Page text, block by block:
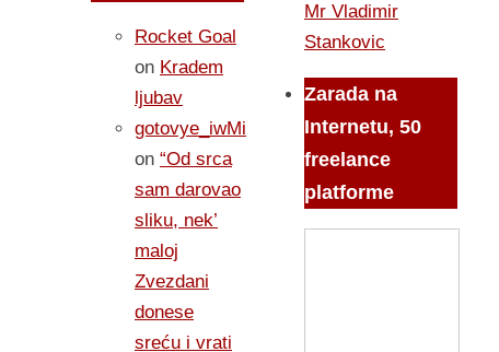
Rocket Goal
on Kradem
ljubav
gotovye_iwMi
on “Od srca
sam darovao
sliku, nek’
maloj
Zvezdani
donese
sreću i vrati
Mr Vladimir
Stankovic
Zarada na
Internetu, 50
freelance
platforme